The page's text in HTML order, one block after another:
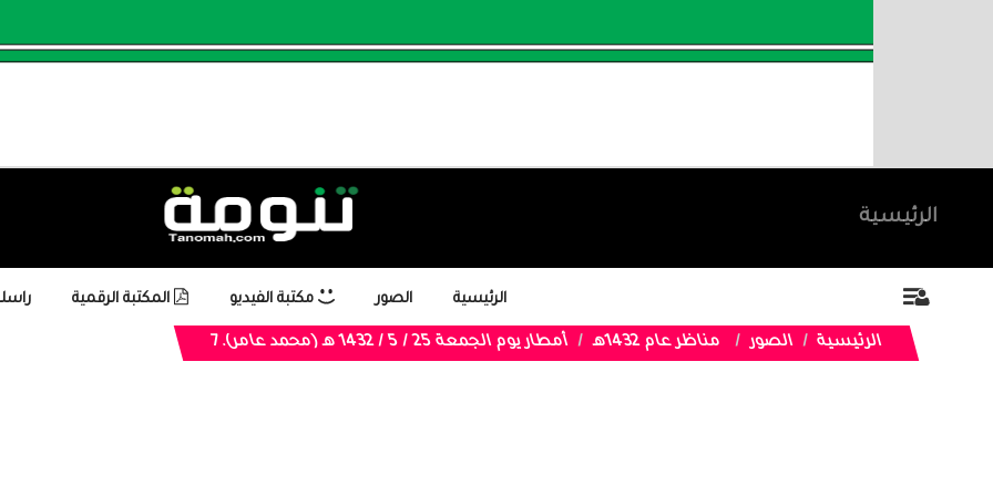
الرئيسية
الرئيسية الصور مكتبة الفيديو المكتبة الرقمية
الرئيسية الصور مناظر عام 1432هـ أمطار يوم الجمعة 25 / 5 / 1432 هـ (محمد عامر).7